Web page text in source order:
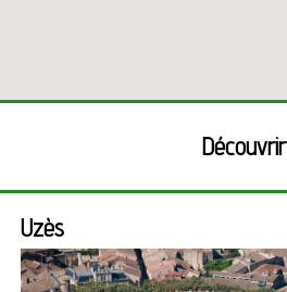
Découvrir
Uzès